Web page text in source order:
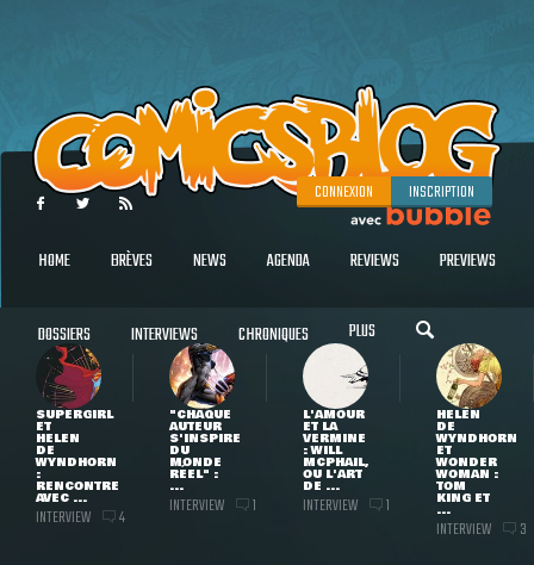
CONNEXION INSCRIPTION
HOME BRÈVES NEWS AGENDA REVIEWS PREVIEWS
DOSSIERS INTERVIEWS CHRONIQUES PLUS
SUPERGIRL
ET
HELEN
DE
WYNDHORN
:
RENCONTRE
AVEC ...
INTERVIEW 4
"CHAQUE
AUTEUR
S'INSPIRE
DU
MONDE
RÉEL" :
...
INTERVIEW 1
L'AMOUR
ET LA
VERMINE
: WILL
MCPHAIL,
OU L'ART
DE ...
INTERVIEW 1
HELEN
DE
WYNDHORN
ET
WONDER
WOMAN :
TOM
KING ET
...
INTERVIEW 3